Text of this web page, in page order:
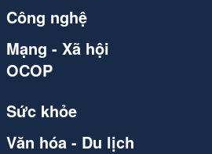
Công nghệ
Mạng - Xã hội
OCOP
Sức khỏe
Văn hóa - Du lịch